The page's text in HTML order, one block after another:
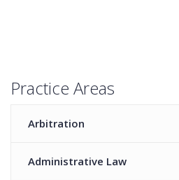
Practice Areas
Arbitration
Administrative Law